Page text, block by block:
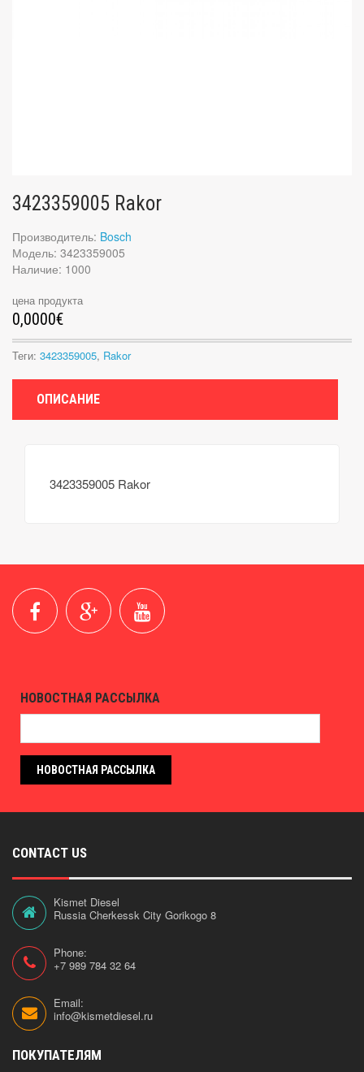
3423359005 Rakor
Производитель: Bosch
Модель: 3423359005
Наличие: 1000
цена продукта
0,0000€
Теги: 3423359005, Rakor
ОПИСАНИЕ
3423359005 Rakor
НОВОСТНАЯ РАССЫЛКА
НОВОСТНАЯ РАССЫЛКА
CONTACT US
Kismet Diesel
Russia Cherkessk City Gorikogo 8
Phone:
+7 989 784 32 64
Email:
info@kismetdiesel.ru
ПОКУПАТЕЛЯМ